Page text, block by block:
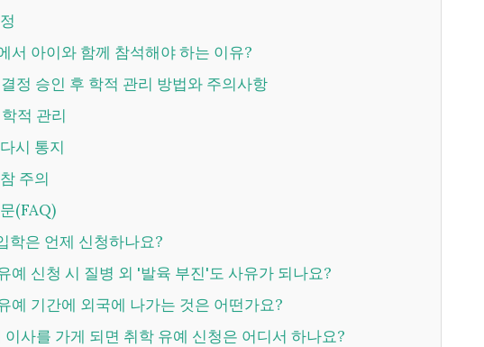
에서 아이와 함께 참석해야 하는 이유?
결정 승인 후 학적 관리 방법와 주의사항
학적 관리
다시 통지
참 주의
문(FAQ)
입학은 언제 신청하나요?
유예 신청 시 질병 외 '발육 부진'도 사유가 되나요?
유예 기간에 외국에 나가는 것은 어떤가요?
이사를 가게 되면 취학 유예 신청은 어디서 하나요?